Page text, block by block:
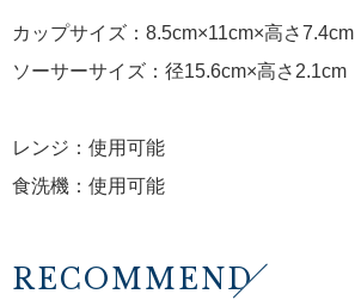
カップサイズ：8.5cm×11cm×高さ7.4cm
ソーサーサイズ：径15.6cm×高さ2.1cm
レンジ：使用可能
食洗機：使用可能
RECOMMEND